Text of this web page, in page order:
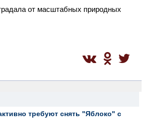
от масштабных природных
требуют снять "Яблоко" с